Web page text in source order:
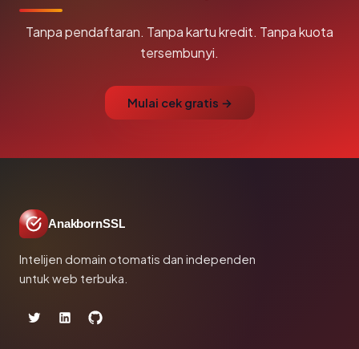
Tanpa pendaftaran. Tanpa kartu kredit. Tanpa kuota
tersembunyi.
Mulai cek gratis →
AnakbornSSL
Intelijen domain otomatis dan independen
untuk web terbuka.